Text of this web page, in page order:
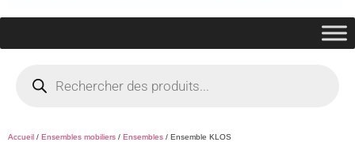
Accueil / Ensembles mobiliers / Ensembles / Ensemble KLOS